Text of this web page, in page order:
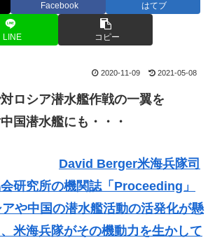
Facebook はてブ
LINE コピー
2020-11-09 2021-05-08
ロシア潜水艦作戦の一翼を
国潜水艦にも・・・
David Berger米海兵隊司
研究所の機関誌「Proceeding」
や中国の潜水艦活動の活発化が懸
米海兵隊がその機動力を生かして